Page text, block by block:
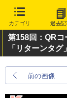
カテゴリ 過去記
第158回：QRコ
「リターンタグ
前の画像